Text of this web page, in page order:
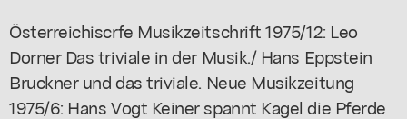
Österreichiscrfe Musikzeitschrift 1975/12: Leo
Dorner Das triviale in der Musik./ Hans Eppstein
Bruckner und das triviale. Neue Musikzeitung
1975/6: Hans Vogt Keiner spannt Kagel die Pferde